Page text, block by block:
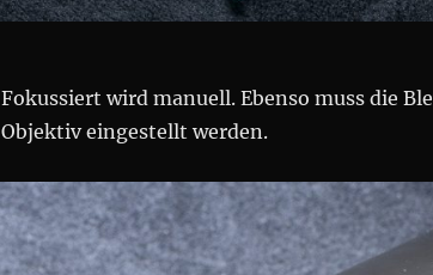
Fokussiert wird manuell. Ebenso muss die
Objektiv eingestellt werden.